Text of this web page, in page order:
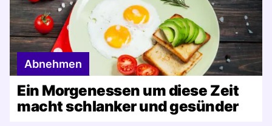
Abnehmen
Ein Morgenessen um diese Zeit
macht schlanker und gesünder